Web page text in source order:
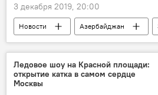
3 декабря 2019, 20:00
Новости Азербайджан
ЖИЗНЬ
Экономика
закон
Ледовое шоу на Красной площади:
открытие катка в самом сердце
Москвы